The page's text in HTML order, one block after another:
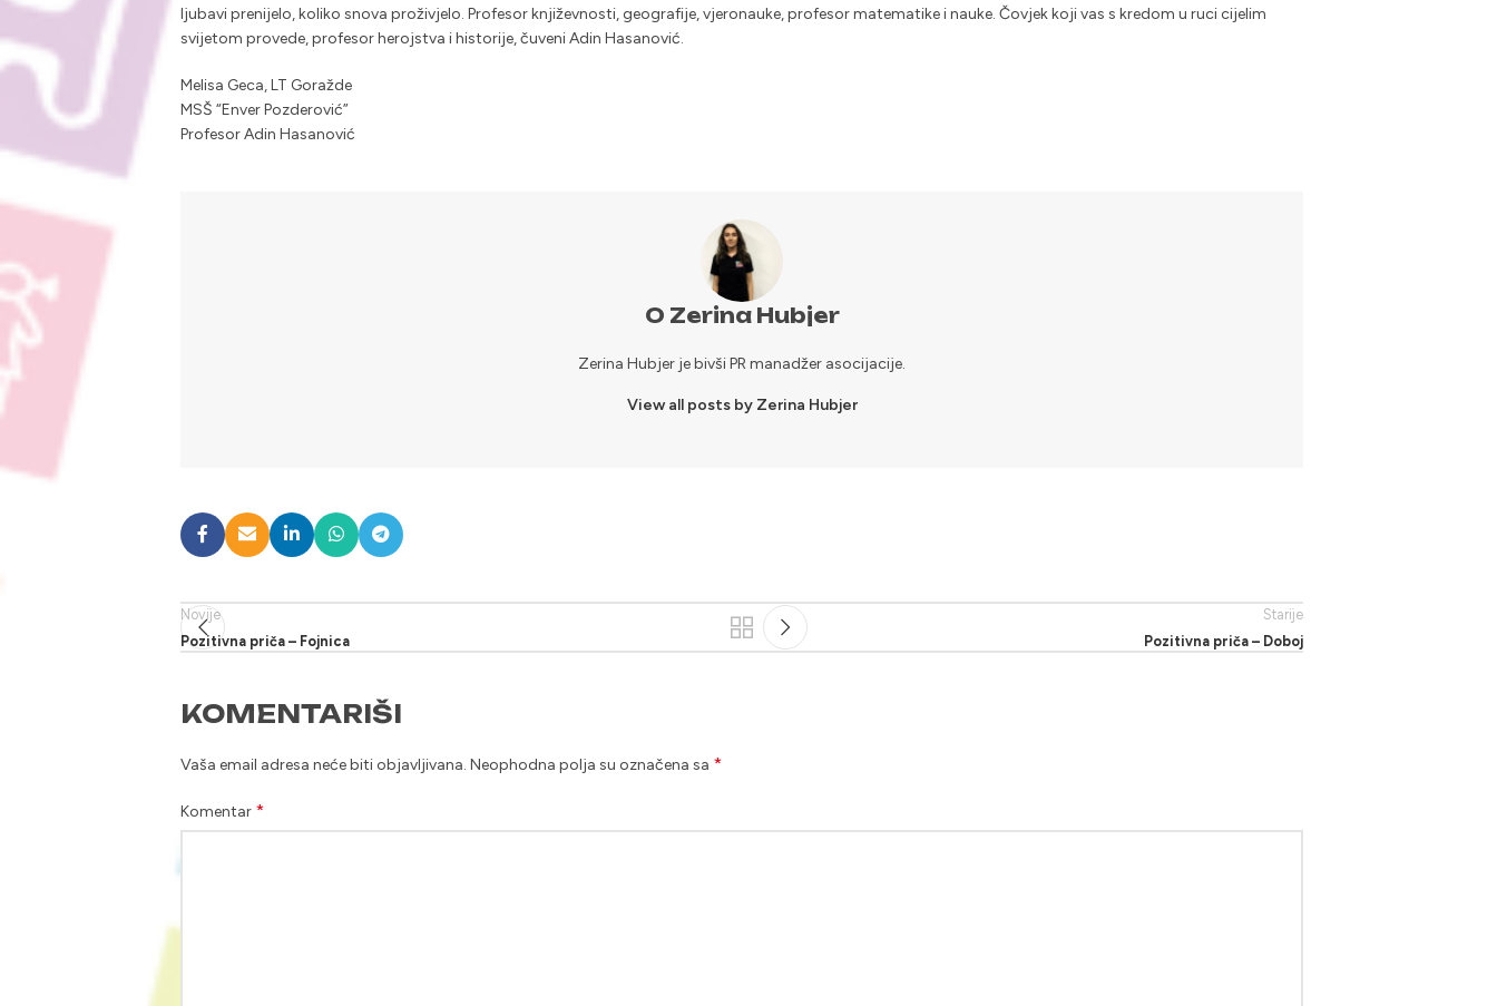
ljubavi prenijelo, koliko snova proživjelo. Profesor književnosti, geografije, vjeronauke, profesor matematike i nauke. Čovjek koji vas s kredom u ruci cijelim
svijetom provede, profesor herojstva i historije, čuveni Adin Hasanović.
Melisa Geca, LT Goražde
MSŠ “Enver Pozderović”
Profesor Adin Hasanović
O Zerina Hubjer
Zerina Hubjer je bivši PR manadžer asocijacije.
View all posts by Zerina Hubjer
Novije
Pozitivna priča – Fojnica
Starije
Pozitivna priča – Doboj
KOMENTARIŠI
Vaša email adresa neće biti objavljivana. Neophodna polja su označena sa *
Komentar *